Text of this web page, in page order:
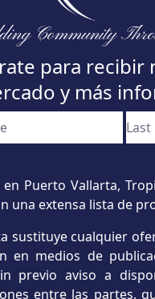
Community
para recibir
y más
en Puerto Vallarta,
una extensa lista de
sustituye cualquier
en medios de
previo aviso a
entre las partes,